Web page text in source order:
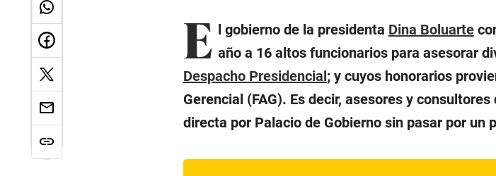
E l gobierno de la presidenta Dina Boluarte
año a 16 altos funcionarios para asesorar
Despacho Presidencial; y cuyos honorarios
Gerencial (FAG). Es decir, asesores y
directa por Palacio de Gobierno sin pasar por un